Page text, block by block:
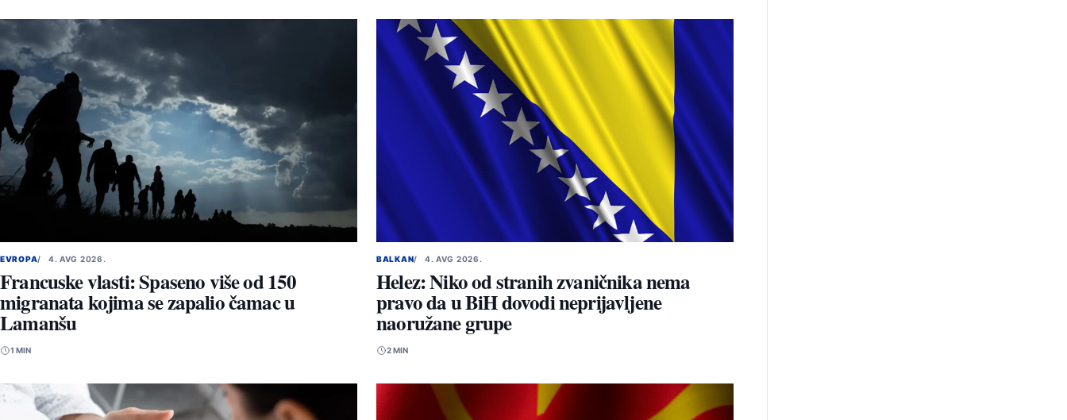
EVROPA 4. AVG 2026.
Francuske vlasti: Spaseno više od 150
migranata kojima se zapalio čamac u
Lamanšu
1 MIN
BALKAN 4. AVG 2026.
Helez: Niko od stranih zvaničnika nema
pravo da u BiH dovodi neprijavljene
naoružane grupe
2 MIN